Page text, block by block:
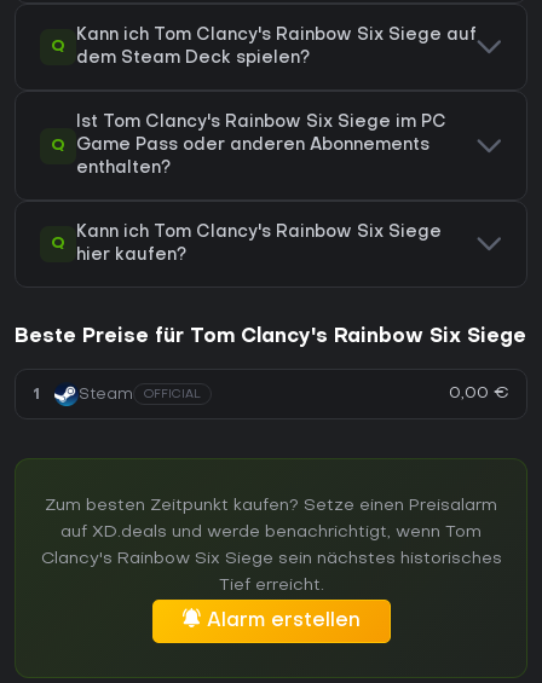
Q
Kann ich Tom Clancy's Rainbow Six Siege auf
dem Steam Deck spielen?
Q
Ist Tom Clancy's Rainbow Six Siege im PC
Game Pass oder anderen Abonnements
enthalten?
Q
Kann ich Tom Clancy's Rainbow Six Siege
hier kaufen?
Beste Preise für Tom Clancy's Rainbow Six Siege
1 Steam OFFICIAL 0,00 €
Zum besten Zeitpunkt kaufen? Setze einen Preisalarm
auf XD.deals und werde benachrichtigt, wenn Tom
Clancy's Rainbow Six Siege sein nächstes historisches
Tief erreicht.
Alarm erstellen